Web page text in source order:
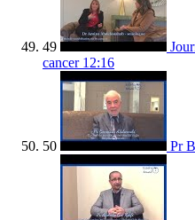
49
cancer 12:16
50 Pr